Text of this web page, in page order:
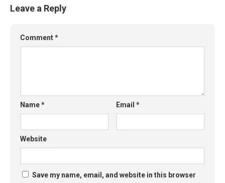
Leave a Reply
Comment*
Name* Email*
Website
Save my name, email, and website in this browser